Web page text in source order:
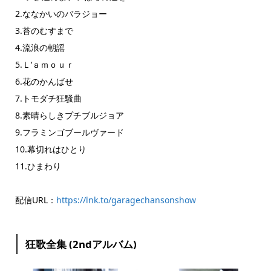
2.ななかいのバラジョー
3.苔のむすまで
4.流浪の朝謡
5.Ｌ‘ａｍｏｕｒ
6.花のかんばせ
7.トモダチ狂騒曲
8.素晴らしきプチブルジョア
9.フラミンゴブールヴァード
10.幕切れはひとり
11.ひまわり
配信URL： https://lnk.to/garagechansonshow
狂歌全集 (2ndアルバム)